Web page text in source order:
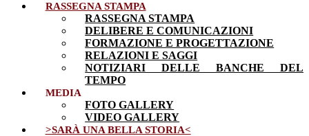
RASSEGNA STAMPA
RASSEGNA STAMPA
DELIBERE E COMUNICAZIONI
FORMAZIONE E PROGETTAZIONE
RELAZIONI E SAGGI
NOTIZIARI DELLE BANCHE DEL
TEMPO
MEDIA
FOTO GALLERY
VIDEO GALLERY
>SARÀ UNA BELLA STORIA<